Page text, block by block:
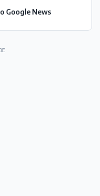
Google News